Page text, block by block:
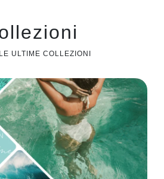
ULTIME COLLEZIONI